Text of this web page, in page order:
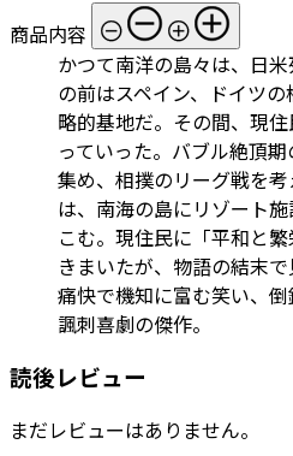
商品内容
かつて南洋の島々は、日
の前はスペイン、ドイツ
略的基地だ。その間、現
っていった。バブル絶頂
集め、相撲のリーグ戦を
は、南海の島にリゾート
こむ。現住民に「平和と
きまいたが、物語の結末
痛快で機知に富む笑い、倒
諷刺喜劇の傑作。
読後レビュー
まだレビューはありません。